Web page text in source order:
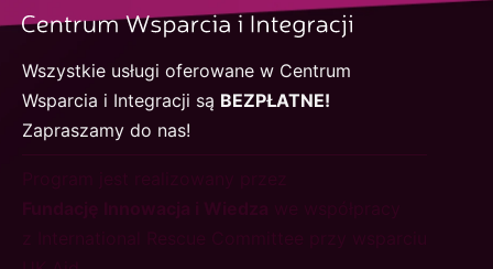
Wszystkie usługi oferowane w Centrum
Wsparcia i Integracji są BEZPŁATNE!
Zapraszamy do nas!